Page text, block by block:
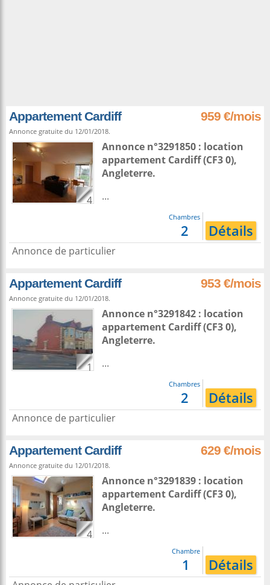
Appartement Cardiff 959 €/mois
Annonce gratuite du 12/01/2018.
4
Annonce n°3291850 : location
appartement Cardiff(CF3 0),
Angleterre.
...
Chambres
2 Détails
Annonce de particulier
Appartement Cardiff 953 €/mois
Annonce gratuite du 12/01/2018.
1
Annonce n°3291842 : location
appartement Cardiff(CF3 0),
Angleterre.
...
Chambres
2 Détails
Annonce de particulier
Appartement Cardiff 629 €/mois
Annonce gratuite du 12/01/2018.
4
Annonce n°3291839 : location
appartement Cardiff(CF3 0),
Angleterre.
...
Chambre
1 Détails